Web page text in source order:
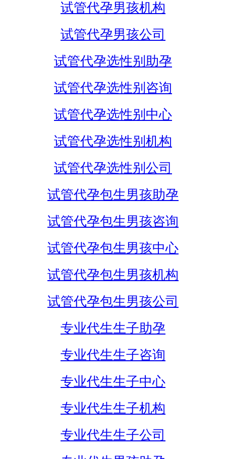
试管代孕男孩机构
试管代孕男孩公司
试管代孕选性别助孕
试管代孕选性别咨询
试管代孕选性别中心
试管代孕选性别机构
试管代孕选性别公司
试管代孕包生男孩助孕
试管代孕包生男孩咨询
试管代孕包生男孩中心
试管代孕包生男孩机构
试管代孕包生男孩公司
专业代生生子助孕
专业代生生子咨询
专业代生生子中心
专业代生生子机构
专业代生生子公司